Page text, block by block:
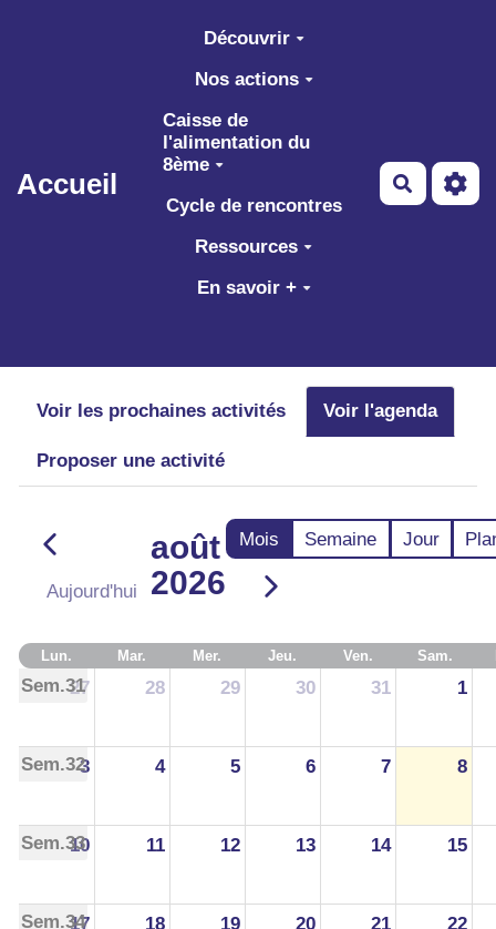
Aller au contenu principal
Accueil
Découvrir
Nos actions
Caisse de
l'alimentation du
8ème
Cycle de rencontres
Ressources
En savoir +
Voir les prochaines activités Voir l'agenda
Proposer une activité
Aujourd'hui
août
2026
Mois Semaine Jour
Lun. Mar. Mer. Jeu. Ven. Sam.
Sem.31
27 28 29 30 31 1
Sem.323 4 5 6 7 8
Sem.33
10 11 12 13 14 15
Sem.34
17 18 19 20 21 22